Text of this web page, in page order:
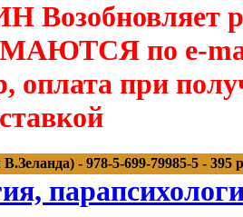
Возобновляет
по e-
оплата при
- 978-5-699-79985-5 - 395